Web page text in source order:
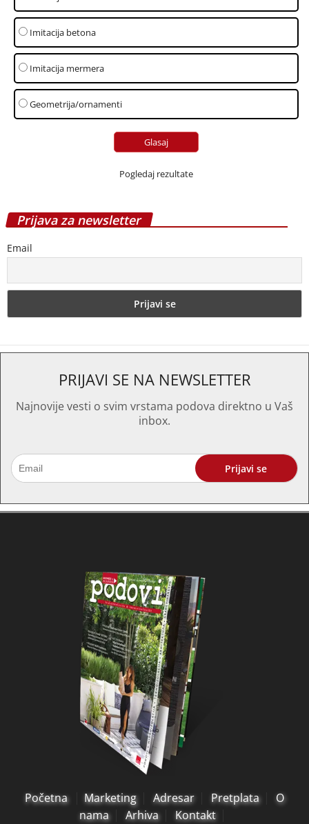
Imitacija betona
Imitacija mermera
Geometrija/ornamenti
Pogledaj rezultate
Prijava za newsletter
Email
PRIJAVI SE NA NEWSLETTER
Najnovije vesti o svim vrstama podova direktno u Vaš
inbox.
Početna Marketing Adresar Pretplata
O
nama
Arhiva Kontakt